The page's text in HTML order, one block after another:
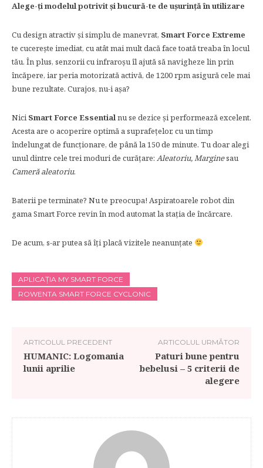
Alege-ți modelul potrivit și bucură-te de ușurință în utilizare
Cu design atractiv și simplu de manevrat, Smart Force Extreme
te cucerește imediat, cu atât mai mult dacă face toată treaba în locul
tău. În plus, senzorii cu infraroșu îl ajută să navigheze lin prin
încăpere, iar peria motorizată activă, de 1200 rpm asigură cele mai
bune rezultate. Curajos, nu-i așa?
NiciSmart Force Essentialnu se dezice și performează excelent.
Acesta are o acoperire optimă a suprafețelor, cu un timp
îndelungat de funcționare, de până la 150 de minute. Tu doar alegi
unul dintre cele trei moduri de curățare: Aleatoriu, Marginesau
Cameră aleatoriu.
Baterii pe terminate? Nu te preocupa! Aspiratoarele robot din
gama Smart Force revin în mod automat la stația de încărcare.
De acum, s-ar putea să îți placă vizitele neanunțate
APLICAȚIA MY SMART FORCE
ROWENTA SMART FORCE CYCLONIC
ARTICOLUL PRECEDENT
HUMANIC: Logomania
lunii aprilie
ARTICOLUL URMĂTOR
Paturi bune pentru
bebelusi – 5 criterii de
alegere